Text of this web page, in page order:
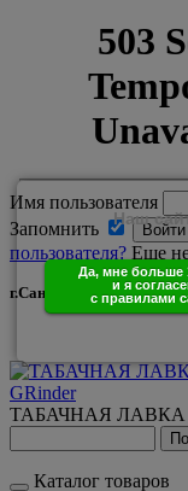
Наш
Да, мне больше
и я
с правилами
Имя пользователя
Запомнить
пользователя? Еще
г.Санкт-Петербург
GRinder
ТАБАЧНАЯ
Каталог товаров